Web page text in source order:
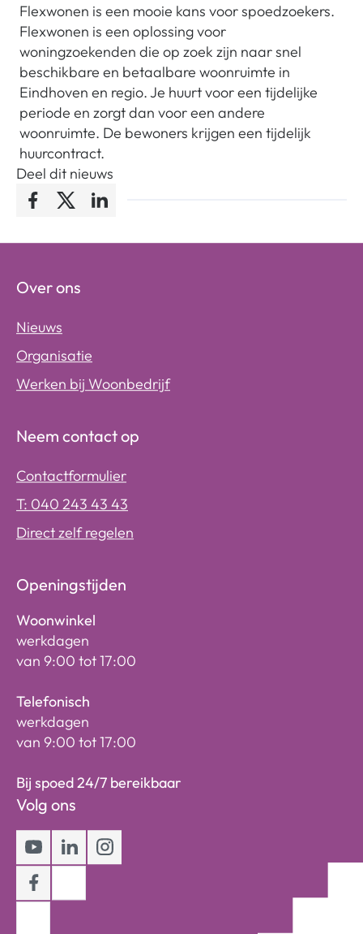
Flexwonen is een mooie kans voor spoedzoekers.
Flexwonen is een oplossing voor
woningzoekenden die op zoek zijn naar snel
beschikbare en betaalbare woonruimte in
Eindhoven en regio. Je huurt voor een tijdelijke
periode en zorgt dan voor een andere
woonruimte. De bewoners krijgen een tijdelijk
huurcontract.
Deel dit nieuws
Facebook
TwitterLinkedIn
Over ons
Nieuws
Organisatie
Werken bij Woonbedrijf
Neem contact op
Contactformulier
T: 040 243 43 43
Direct zelf regelen
Openingstijden
Woonwinkel
werkdagen
van 9:00 tot 17:00
Telefonisch
werkdagen
van 9:00 tot 17:00
Bij spoed 24/7 bereikbaar
Volg ons
Youtube
LinkedInInstagram
Facebook